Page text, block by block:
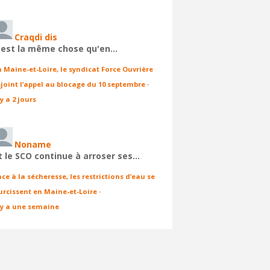
Craqdi dis
la même chose qu'en…
Maine-et-Loire, le syndicat Force Ouvrière
l’appel au blocage du 10 septembre ·
a 2 jours
Noname
le SCO continue à arroser ses…
à la sécheresse, les restrictions d’eau se
en Maine-et-Loire ·
a une semaine